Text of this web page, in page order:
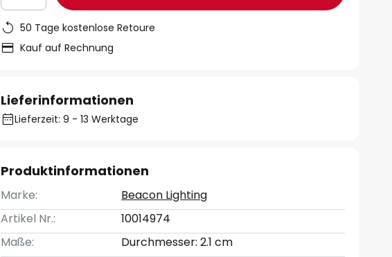
50 Tage kostenlose Retoure
Kauf auf Rechnung
Lieferinformationen
Lieferzeit: 9 - 13 Werktage
Produktinformationen
Marke:
Beacon Lighting
Artikel Nr.:
10014974
Maße:
Durchmesser: 2.1 cm